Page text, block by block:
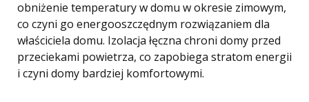
obniżenie temperatury w domu w okresie zimowym,
co czyni go energooszczędnym rozwiązaniem dla
właściciela domu. Izolacja łęczna chroni domy przed
przeciekami powietrza, co zapobiega stratom energii
i czyni domy bardziej komfortowymi.